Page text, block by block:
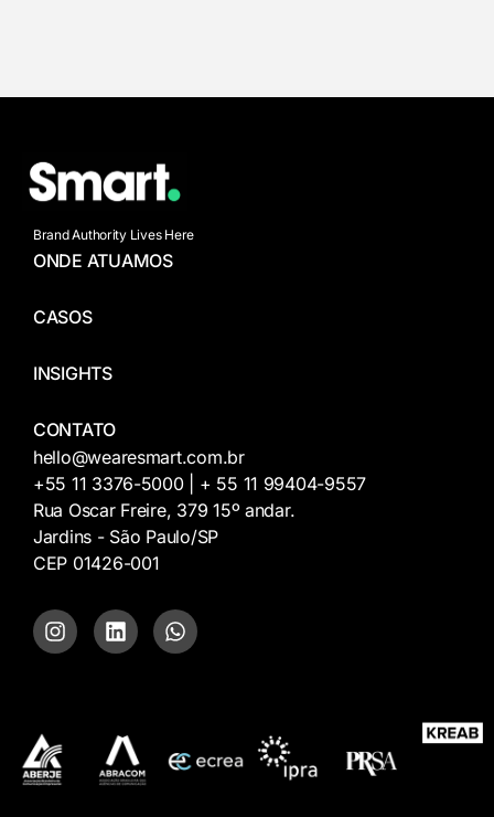
Brand Authority Lives Here
ONDE ATUAMOS
CASOS
INSIGHTS
CONTATO
hello@wearesmart.com.br
+55 11 3376-5000 | + 55 11 99404-9557
Rua Oscar Freire, 379 15º andar.
Jardins - São Paulo/SP
CEP 01426-001